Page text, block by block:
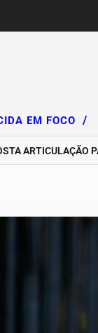
EM FOCO /